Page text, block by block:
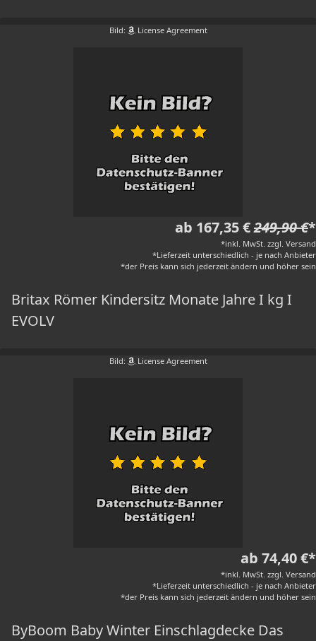
Bild: License Agreement
ab 167,35 €249,90 €*
*inkl. MwSt. zzgl. Versand
*Lieferzeit unterschiedlich - je nach Anbieter
*der Preis kann sich jederzeit ändern und höher sein
Britax Römer Kindersitz Monate Jahre I kg I
EVOLV
Bild: License Agreement
ab 74,40 €*
*inkl. MwSt. zzgl. Versand
*Lieferzeit unterschiedlich - je nach Anbieter
*der Preis kann sich jederzeit ändern und höher sein
ByBoom Baby Winter Einschlagdecke Das